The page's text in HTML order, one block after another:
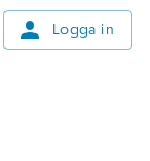
Logga in